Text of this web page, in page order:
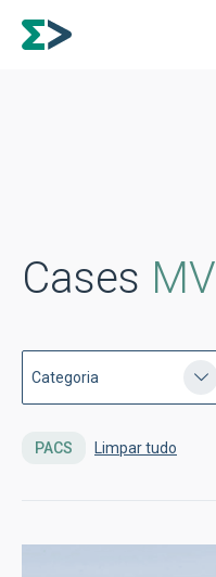
Cases MV
PACS Limpar tudo